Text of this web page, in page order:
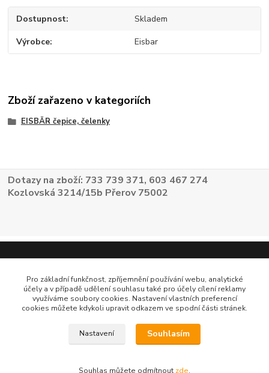
Dostupnost Skladem
Výrobce Eisbar
Zboží zařazeno v kategoriích
EISBÄR čepice, čelenky
Dotazy na zboží: 733 739 371, 603 467 274
Kozlovská 3214/15b Přerov 75002
Pro základní funkčnost, zpříjemnění používání webu, analytické
účely a v případě udělení souhlasu také pro účely cílení reklamy
využíváme soubory cookies. Nastavení vlastních preferencí
cookies můžete kdykoli upravit odkazem ve spodní části stránek.
Nastavení Souhlasím
Souhlas můžete odmítnout zde.